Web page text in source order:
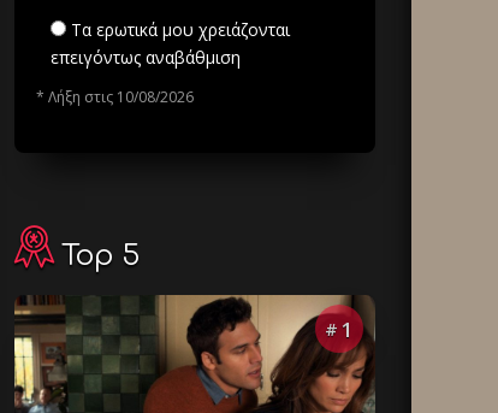
Τα ερωτικά μου χρειάζονται
επειγόντως αναβάθμιση
* Λήξη στις 10/08/2026
Top 5
# 1